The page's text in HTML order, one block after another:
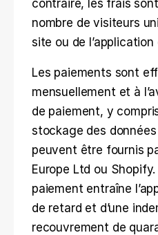
contraire, les frais
nombre de visiteurs
site ou de l’application
Les paiements sont
mensuellement et à
de paiement, y
stockage des
peuvent être fournis
Europe Ltd ou
paiement entraîne
de retard et d’une
recouvrement de